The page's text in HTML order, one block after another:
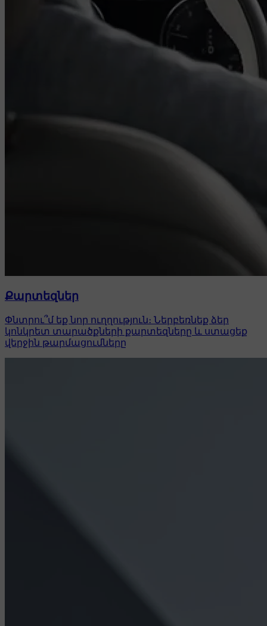
Քարտեզներ
Փնտրու՞մ եք նոր ուղղություն։ Ներբեռնեք ձեր
կոնկրետ տարածքների քարտեզները և ստացեք
վերջին թարմացումները